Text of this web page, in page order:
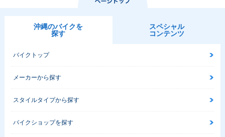
沖縄のバイクを
探す
スペシャル
コンテンツ
バイクトップ
メーカーから探す
スタイルタイプから探す
バイクショップを探す